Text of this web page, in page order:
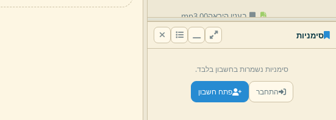
בענין היראה00.
mp3
05 הרב אליהו בריו''ט זילברמן
06 הרב אריה שפירא
סימניות
סימניות נשמרות בחשבון בלבד.
התחבר פתח חשבון